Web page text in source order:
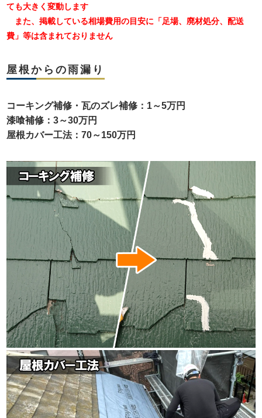
ても大きく変動します
また、掲載している相場費用の目安に「足場、廃材処分、配送
費」等は含まれておりません
屋根からの雨漏り
コーキング補修・瓦のズレ補修：1～5万円
漆喰補修：3～30万円
屋根カバー工法：70～150万円